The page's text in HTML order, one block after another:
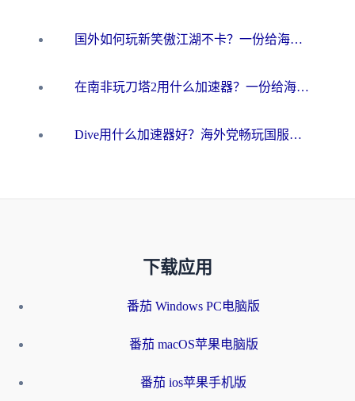
国外如何玩新笑傲江湖不卡？一份给海外游子的终极网络指南
在南非玩刀塔2用什么加速器？一份给海外游子的终极生存指南
Dive用什么加速器好？海外党畅玩国服游戏的终极避坑指南
下载应用
番茄 Windows PC电脑版
番茄 macOS苹果电脑版
番茄 ios苹果手机版